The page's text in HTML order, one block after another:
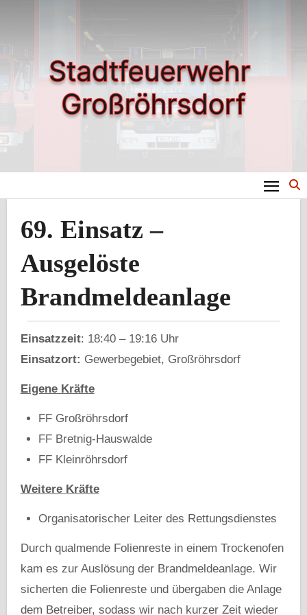
springen
69. Einsatz –
Ausgelöste
Brandmeldeanlage
Einsatzzeit: 18:40 – 19:16 Uhr
Einsatzort: Gewerbegebiet, Großröhrsdorf
Eigene Kräfte
FF Großröhrsdorf
FF Bretnig-Hauswalde
FF Kleinröhrsdorf
Weitere Kräfte
Organisatorischer Leiter des Rettungsdienstes
Durch qualmende Folienreste in einem Trockenofen
kam es zur Auslösung der Brandmeldeanlage. Wir
sicherten die Folienreste und übergaben die Anlage
dem Betreiber, sodass wir nach kurzer Zeit wieder